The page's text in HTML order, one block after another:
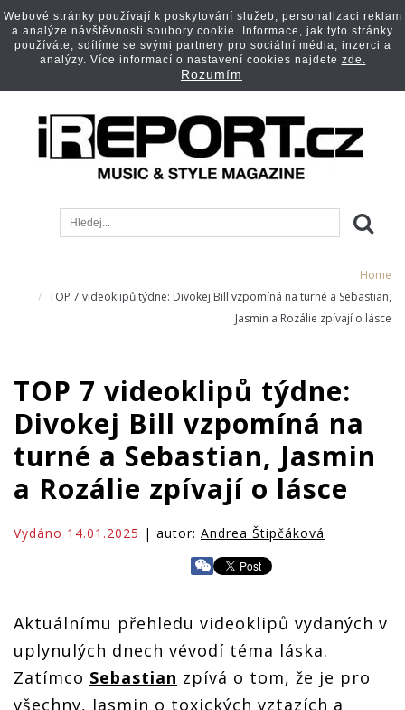
Home
TOP 7 videoklipů týdne: Divokej Bill vzpomíná na turné a Sebastian,
Jasmin a Rozálie zpívají o lásce
TOP 7 videoklipů týdne:
Divokej Bill vzpomíná na
turné a Sebastian, Jasmin
a Rozálie zpívají o lásce
Vydáno 14.01.2025 | autor: Andrea Štipčáková
Aktuálnímu přehledu videoklipů vydaných v
uplynulých dnech vévodí téma láska.
Zatímco Sebastian zpívá o tom, že je pro
všechny, Jasmin o toxických vztazích a
Webové stránky používají k poskytování služeb, personalizaci reklam
a analýze návštěvnosti soubory cookie. Informace, jak tyto stránky
používáte, sdílíme se svými partnery pro sociální média, inzerci a
analýzy. Více informací o nastavení cookies najdete zde.
Rozumím